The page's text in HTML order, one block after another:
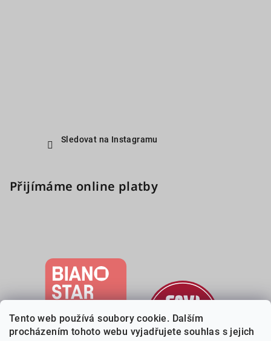
Tento web používá soubory cookie. Dalším
procházením tohoto webu vyjadřujete souhlas s jejich
Sledovat na Instagramu
Přijímáme online platby